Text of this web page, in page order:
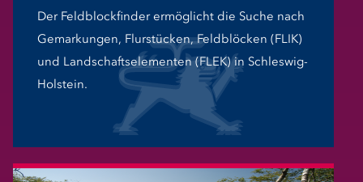
Der Feldblockfinder ermöglicht die Suche nach
Gemarkungen, Flurstücken, Feldblöcken (FLIK)
und Landschaftselementen (FLEK) in Schleswig-
Holstein.